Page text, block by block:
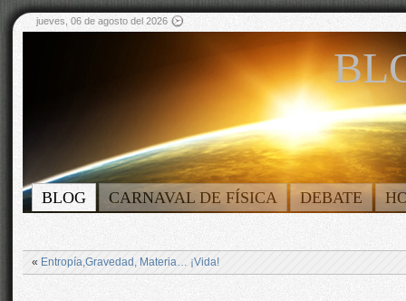
jueves, 06 de agosto del 2026
BLOG CARNAVAL DE FÍSICA DEBATE
« Entropía,Gravedad, Materia… ¡Vida!